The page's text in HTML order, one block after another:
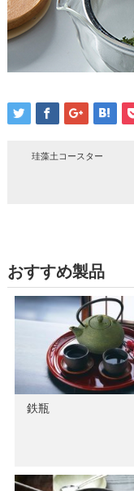
珪藻土コースター
おすすめ製品
鉄瓶